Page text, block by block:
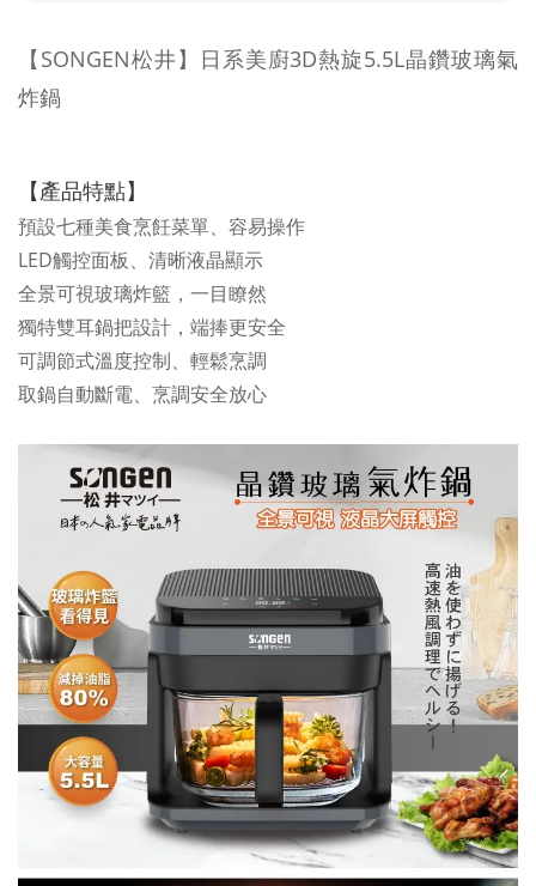
【SONGEN松井】日系美廚3D熱旋5.5L晶鑽玻璃氣
炸鍋
【產品特點】
預設七種美食烹飪菜單、容易操作
LED觸控面板、清晰液晶顯示
全景可視玻璃炸籃，一目瞭然
獨特雙耳鍋把設計，端捧更安全
可調節式溫度控制、輕鬆烹調
取鍋自動斷電、烹調安全放心